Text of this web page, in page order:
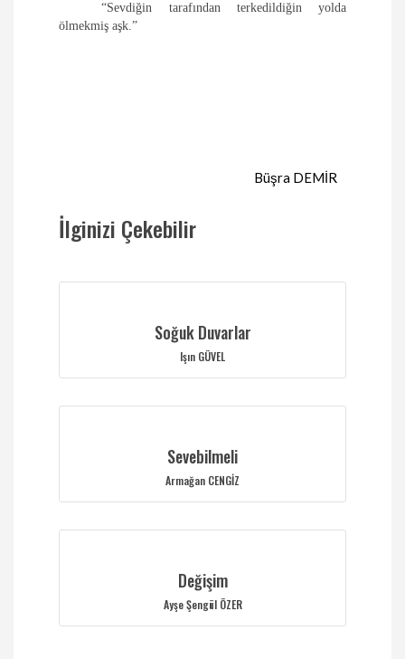
“Sevdiğin tarafından terkedildiğin yolda
ölmekmiş aşk.”
Büşra DEMİR
İlginizi Çekebilir
Soğuk Duvarlar
Işın GÜVEL
Sevebilmeli
Armağan CENGİZ
Değişim
Ayşe Şengül ÖZER